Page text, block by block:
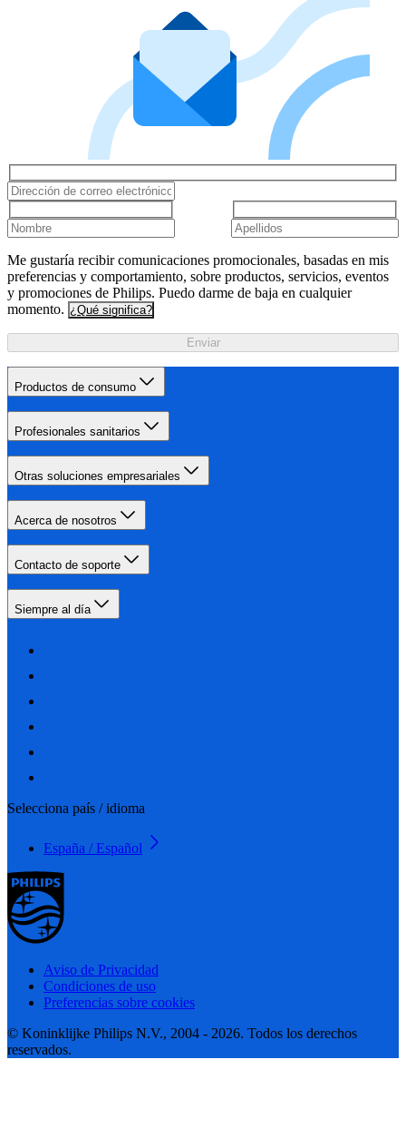
Me gustaría recibir comunicaciones promocionales, basadas en mis
preferencias y comportamiento, sobre productos, servicios, eventos
y promociones de Philips. Puedo darme de baja en cualquier
momento. ¿Qué significa?
Enviar
Productos de consumo
Profesionales sanitarios
Otras soluciones empresariales
Acerca de nosotros
Contacto de soporte
Siempre al día
Selecciona país / idioma
España / Español
Aviso de Privacidad
Condiciones de uso
Preferencias sobre cookies
© Koninklijke Philips N.V., 2004 - 2026. Todos los derechos
reservados.